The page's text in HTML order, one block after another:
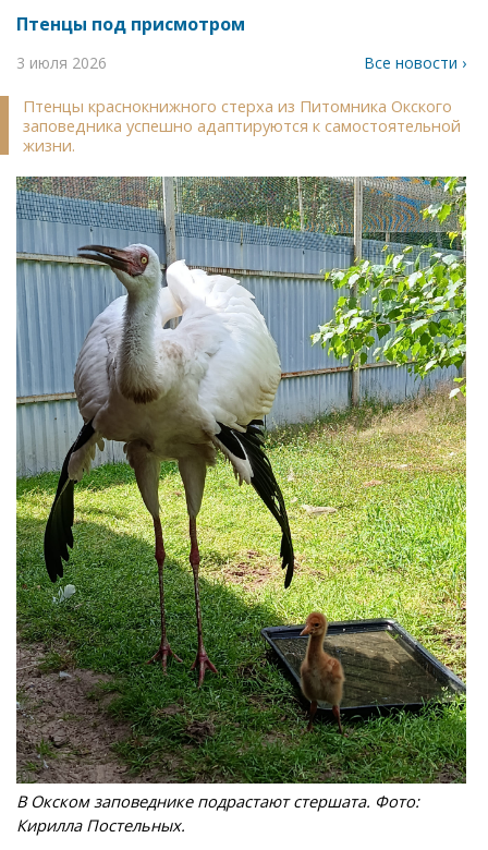
Птенцы под присмотром
3 июля 2026 Все новости ›
Птенцы краснокнижного стерха из Питомника Окского
заповедника успешно адаптируются к самостоятельной
жизни.
В Окском заповеднике подрастают стершата. Фото:
Кирилла Постельных.